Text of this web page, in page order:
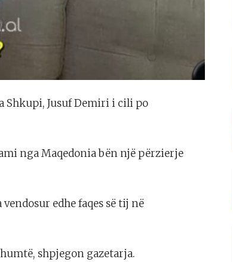
Shkupi, Jusuf Demiri i cili po
nga Maqedonia bën një përzierje
edhe faqes së tij në
shpjegon gazetarja.